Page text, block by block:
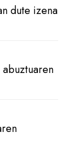
dute izena